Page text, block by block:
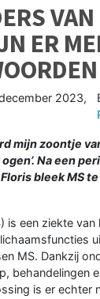
ER
2023,
mijn zoontje
Na een
bleek MS te
is een ziekte van
MS. Dankzij
behandelingen
is er echter